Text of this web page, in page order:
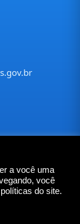
— Todos os
de Areia
a você uma
você
do site.